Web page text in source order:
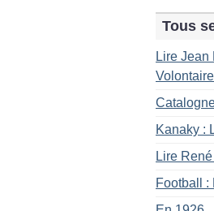
Tous
Lire Jean
Kanaky :
Lire
Football :